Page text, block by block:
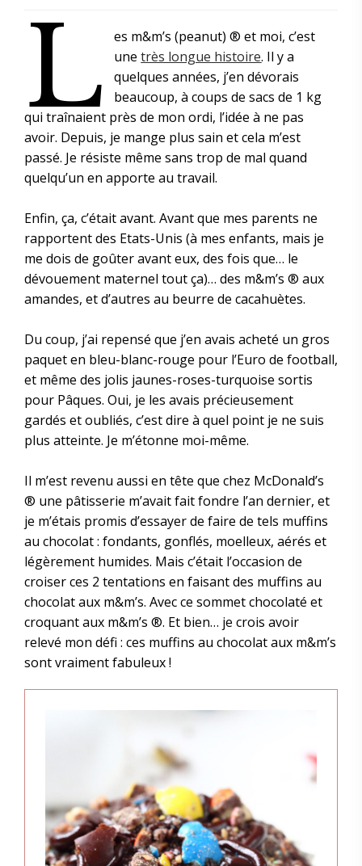
L
es m&m’s (peanut) ® et moi, c’est
unetrès longue histoire. Il y a
quelques années, j’en dévorais
beaucoup, à coups de sacs de 1 kg
qui traînaient près de mon ordi, l’idée à ne pas
avoir. Depuis, je mange plus sain et cela m’est
passé. Je résiste même sans trop de mal quand
quelqu’un en apporte au travail.
Enfin, ça, c’était avant. Avant que mes parents ne
rapportent des Etats-Unis (à mes enfants, mais je
me dois de goûter avant eux, des fois que… le
dévouement maternel tout ça)… des m&m’s ® aux
amandes, et d’autres au beurre de cacahuètes.
Du coup, j’ai repensé que j’en avais acheté un gros
paquet en bleu-blanc-rouge pour l’Euro de football,
et même des jolis jaunes-roses-turquoise sortis
pour Pâques. Oui, je les avais précieusement
gardés et oubliés, c’est dire à quel point je ne suis
plus atteinte. Je m’étonne moi-même.
Il m’est revenu aussi en tête que chez McDonald’s
® une pâtisserie m’avait fait fondre l’an dernier, et
je m’étais promis d’essayer de faire de tels muffins
au chocolat : fondants, gonflés, moelleux, aérés et
légèrement humides. Mais c’était l’occasion de
croiser ces 2 tentations en faisant des muffins au
chocolat aux m&m’s. Avec ce sommet chocolaté et
croquant aux m&m’s ®. Et bien… je crois avoir
relevé mon défi : ces muffins au chocolat aux m&m’s
sont vraiment fabuleux !